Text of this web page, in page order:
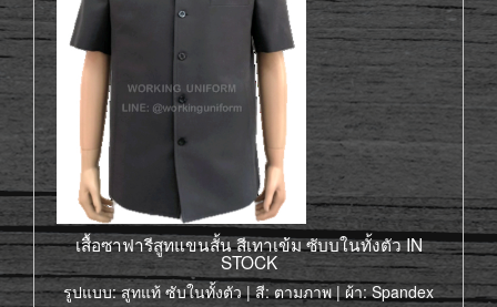
เสื้อซาฟารีสูทแขนสั้น สีเทาเข้ม ซับบในทั้งตัว IN
STOCK
รูปแบบ: สูทแท้ ซับในทั้งตัว | สี: ตามภาพ | ผ้า: Spandex